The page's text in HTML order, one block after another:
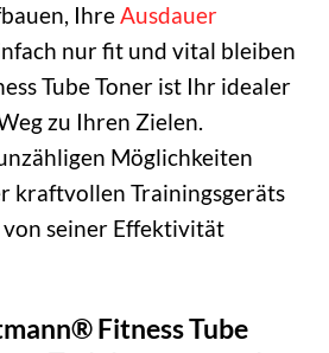
IhreAusdauer
nur fit und vital bleiben
Tube Toner ist Ihr idealer
zu Ihren Zielen.
Möglichkeiten
kraftvollen Trainingsgeräts
von seiner Effektivität
Fitness Tube